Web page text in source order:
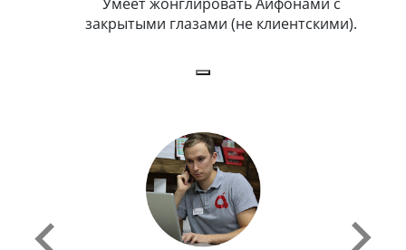
закрытыми глазами (не клиентскими).